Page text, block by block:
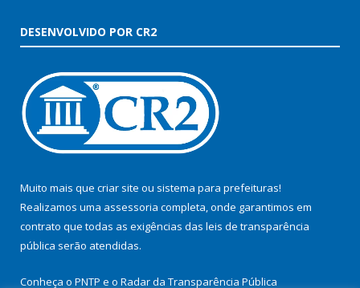
DESENVOLVIDO POR CR2
Muito mais que criar site ou sistema para prefeituras!
Realizamos uma assessoria completa, onde garantimos em
contrato que todas as exigências das leis de transparência
pública serão atendidas.
Conheça o PNTP e o Radar da Transparência Pública